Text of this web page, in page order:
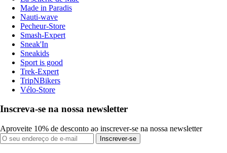
Made in Paradis
Nauti-wave
Pecheur-Store
Smash-Expert
Sneak'In
Sneakids
Sport is good
Trek-Expert
TripNBikers
Vélo-Store
Inscreva-se na nossa newsletter
Aproveite 10% de desconto ao inscrever-se na nossa newsletter
Inscrever-se